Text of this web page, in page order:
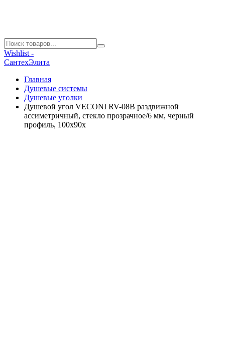
Wishlist -
СантехЭлита
Главная
Душевые системы
Душевые уголки
Душевой угол VECONI RV-08B раздвижной
ассиметричный, стекло прозрачное/6 мм, черный
профиль, 100x90x